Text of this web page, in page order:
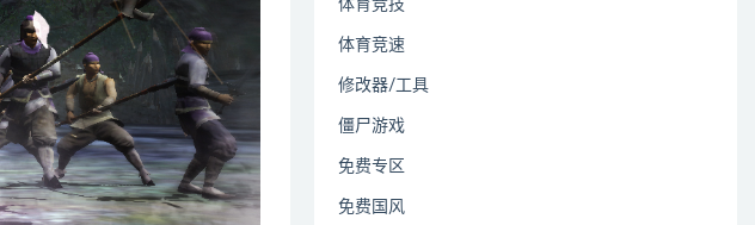
体育竞技
体育竞速
修改器/工具
僵尸游戏
免费专区
免费国风